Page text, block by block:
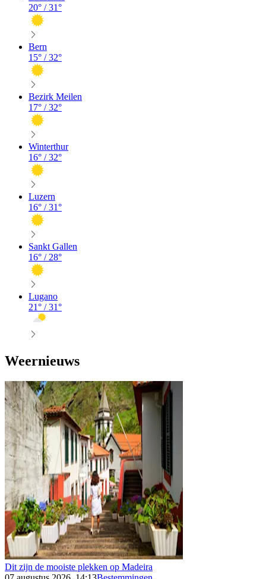
20° /31°
Bern
15° /32°
Bezirk Meilen
17° /32°
Winterthur
16° /32°
Luzern
16° /31°
Sankt Gallen
16° / 28°
Lugano
21° /31°
Weernieuws
Dit zijn de mooiste plekken op Madeira